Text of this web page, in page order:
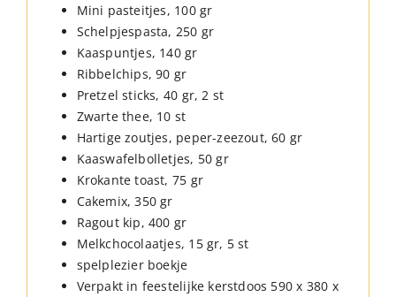
Mini pasteitjes, 100 gr
Schelpjespasta, 250 gr
Kaaspuntjes, 140 gr
Ribbelchips, 90 gr
Pretzel sticks, 40 gr, 2 st
Zwarte thee, 10 st
Hartige zoutjes, peper-zeezout, 60 gr
Kaaswafelbolletjes, 50 gr
Krokante toast, 75 gr
Cakemix, 350 gr
Ragout kip, 400 gr
Melkchocolaatjes, 15 gr, 5 st
spelplezier boekje
Verpakt in feestelijke kerstdoos 590 x 380 x